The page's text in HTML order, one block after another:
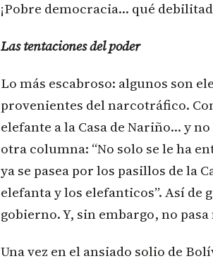
¡Pobre democracia… qué
Las tentaciones del poder
Lo más escabroso: algunos son
provenientes del narcotráfico.
elefante a la Casa de Nariño… y
otra columna: “No solo se le ha
ya se pasea por los pasillos de la
elefanta y los elefanticos”. Así de
gobierno. Y, sin embargo, no pasa
Una vez en el ansiado solio de